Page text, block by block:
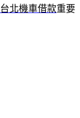
台北機車借款重要